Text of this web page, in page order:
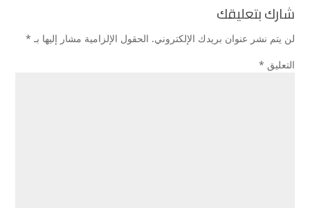
شارك بتعليقك
لن يتم نشر عنوان بريدك الإلكتروني. الحقول الإلزامية مشار إليها بـ *
التعليق *